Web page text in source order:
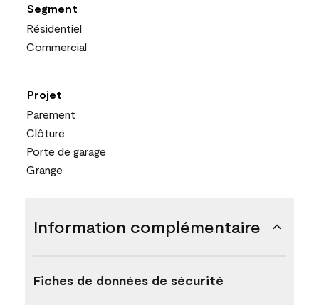
Segment
Résidentiel
Commercial
Projet
Parement
Clôture
Porte de garage
Grange
Information complémentaire
Fiches de données de sécurité